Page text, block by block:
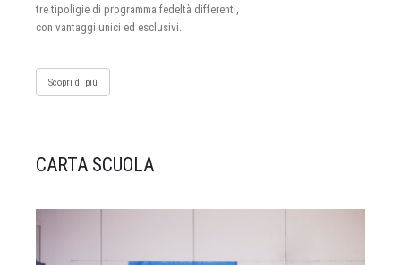
tre tipoligie di programma fedeltà differenti,
con vantaggi unici ed esclusivi.
Scopri di più
CARTA SCUOLA